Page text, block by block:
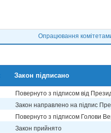
Опрацювання
Закон підписано
Повернуто з підписом від
Закон направлено на підпис
Повернуто з підписом Голови
Закон прийнято